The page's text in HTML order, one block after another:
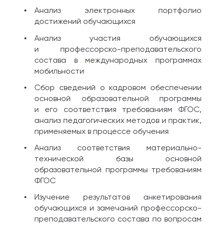
Анализ электронных портфолио
достижений обучающихся
Анализ участия обучающихся
и профессорско-преподавательского
состава в международных программах
мобильности
Сбор сведений о кадровом обеспечении
основной образовательной программы
и его соответствия требованиям ФГОС,
анализ педагогических методов и практик,
применяемых в процессе обучения
Анализ соответствия материально-
технической базы основной
образовательной программы требованиям
ФГОС
Изучение результатов анкетирования
обучающихся и замечаний профессорско-
преподавательского состава по вопросам